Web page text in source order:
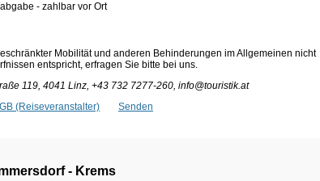
- zahlbar vor Ort
Mobilität und anderen Behinderungen im Allgemeinen nicht
entspricht, erfragen Sie bitte bei uns.
119, 4041 Linz, +43 732 7277-260, info@touristik.at
(Reiseveranstalter) Senden
- Krems